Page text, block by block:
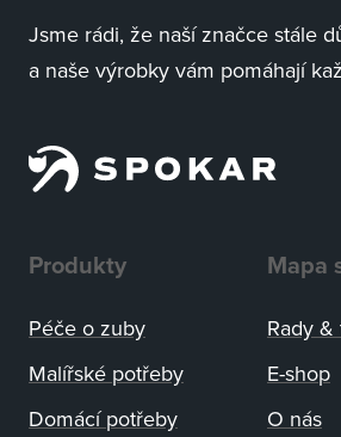
Jsme rádi, že naší značce stále
a naše výrobky vám pomáhají
Produkty
Péče o zuby
Malířské potřeby
Domácí potřeby
Mapa
Rady &
E-shop
O nás